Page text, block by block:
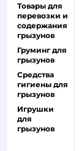
Товары для
перевозки и
содержания
грызунов
Груминг для
грызунов
Средства
гигиены для
грызунов
Игрушки
для
грызунов